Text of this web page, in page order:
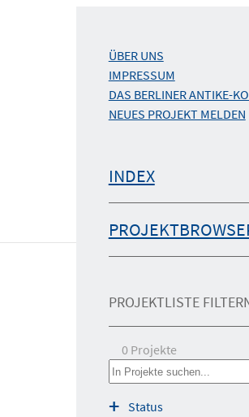
ÜBER UNS
IMPRESSUM
DAS BERLINER ANTIKE-
NEUES PROJEKT MELDEN
INDEX
PROJEKTLISTE
0 Projekte
S
e
a
Status